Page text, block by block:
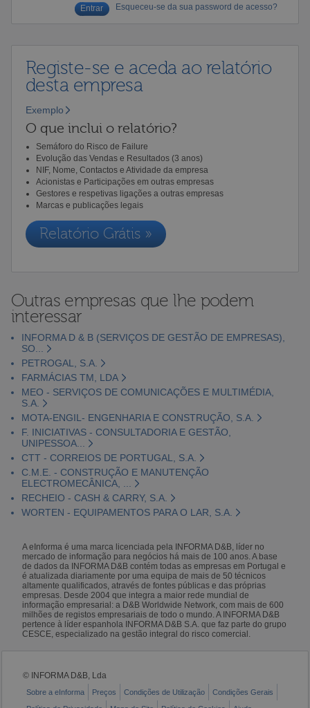
Esqueceu-se da sua password de acesso?
Registe-se e aceda ao relatório
desta empresa
Exemplo
O que inclui o relatório?
Semáforo do Risco de Failure
Evolução das Vendas e Resultados (3 anos)
NIF, Nome, Contactos e Atividade da empresa
Acionistas e Participações em outras empresas
Gestores e respetivas ligações a outras empresas
Marcas e publicações legais
Relatório Grátis »
Outras empresas que lhe podem
interessar
INFORMA D & B (SERVIÇOS DE GESTÃO DE EMPRESAS),
SO...
PETROGAL, S.A.
FARMÁCIAS TM, LDA
MEO - SERVIÇOS DE COMUNICAÇÕES E MULTIMÉDIA,
S.A.
MOTA-ENGIL- ENGENHARIA E CONSTRUÇÃO, S.A.
F. INICIATIVAS - CONSULTADORIA E GESTÃO,
UNIPESSOA...
CTT - CORREIOS DE PORTUGAL, S.A.
C.M.E. - CONSTRUÇÃO E MANUTENÇÃO
ELECTROMECÂNICA, ...
RECHEIO - CASH & CARRY, S.A.
WORTEN - EQUIPAMENTOS PARA O LAR, S.A.
A eInforma é uma marca licenciada pela INFORMA D&B, líder no
mercado de informação para negócios há mais de 100 anos. A base
de dados da INFORMA D&B contém todas as empresas em Portugal e
é atualizada diariamente por uma equipa de mais de 50 técnicos
altamente qualificados, através de fontes públicas e das próprias
empresas. Desde 2004 que integra a maior rede mundial de
informação empresarial: a D&B Worldwide Network, com mais de 600
milhões de registos empresariais de todo o mundo. A INFORMA D&B
pertence à líder espanhola INFORMA D&B S.A. que faz parte do grupo
CESCE, especializado na gestão integral do risco comercial.
© INFORMA D&B, Lda
Sobre a eInforma Preços Condições de Utilização
Condições Gerais